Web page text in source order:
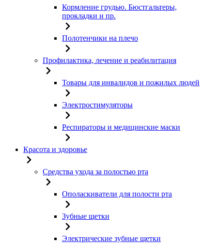
Кормление грудью. Бюстгальтеры,
прокладки и пр.
Полотенчики на плечо
Профилактика, лечение и реабилитация
Товары для инвалидов и пожилых людей
Электростимуляторы
Респираторы и медицинские маски
Красота и здоровье
Средства ухода за полостью рта
Ополаскиватели для полости рта
Зубные щетки
Электрические зубные щетки